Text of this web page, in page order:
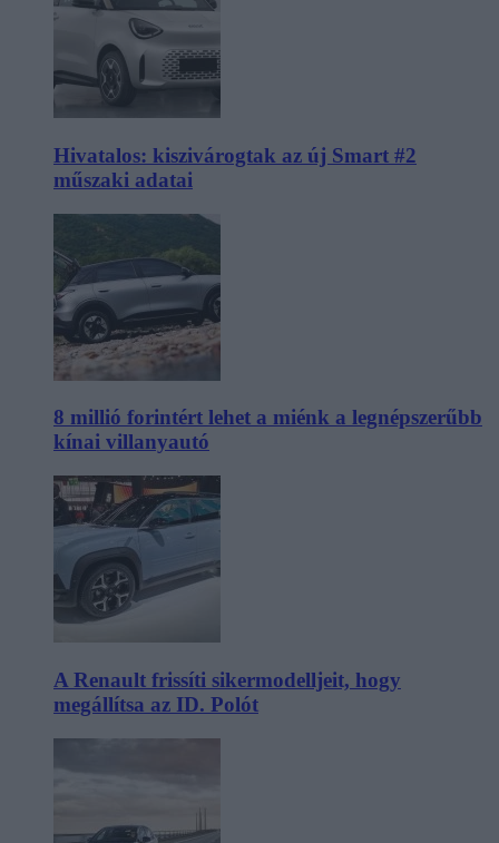
Hivatalos: kiszivárogtak az új Smart #2
műszaki adatai
8 millió forintért lehet a miénk a legnépszerűbb
kínai villanyautó
A Renault frissíti sikermodelljeit, hogy
megállítsa az ID. Polót